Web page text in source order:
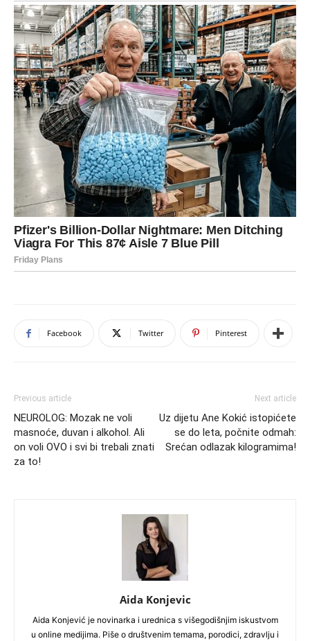
Facebook Twitter Pinterest
Previous article
NEUROLOG: Mozak ne voli
masnoće, duvan i alkohol. Ali
on voli OVO i svi bi trebali znati
za to!
Next article
Uz dijetu Ane Kokić istopićete
se do leta, počnite odmah:
Srećan odlazak kilogramima!
Aida Konjevic
Aida Konjević je novinarka i urednica s višegodišnjim iskustvom
u online medijima. Piše o društvenim temama, porodici, zdravlju i